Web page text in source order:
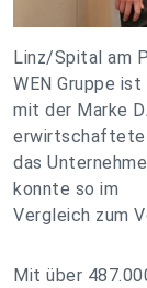
Linz/Spital am
WEN Gruppe ist
mit der Marke
erwirtschaftete
das
konnte so im
Vergleich zum
Mit über